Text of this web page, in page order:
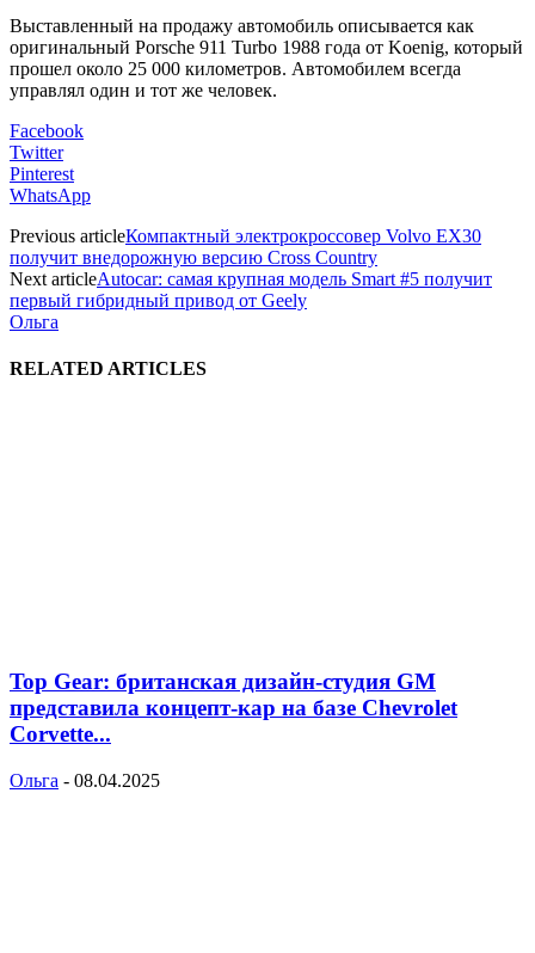
Выставленный на продажу автомобиль описывается как
оригинальный Porsche 911 Turbo 1988 года от Koenig, который
прошел около 25 000 километров. Автомобилем всегда
управлял один и тот же человек.
Facebook
Twitter
Pinterest
WhatsApp
Previous articleКомпактный электрокроссовер Volvo EX30
получит внедорожную версию Cross Country
Next articleAutocar: самая крупная модель Smart #5 получит
первый гибридный привод от Geely
Ольга
RELATED ARTICLES
Top Gear: британская дизайн-студия GM
представила концепт-кар на базе Chevrolet
Corvette...
Ольга - 08.04.2025